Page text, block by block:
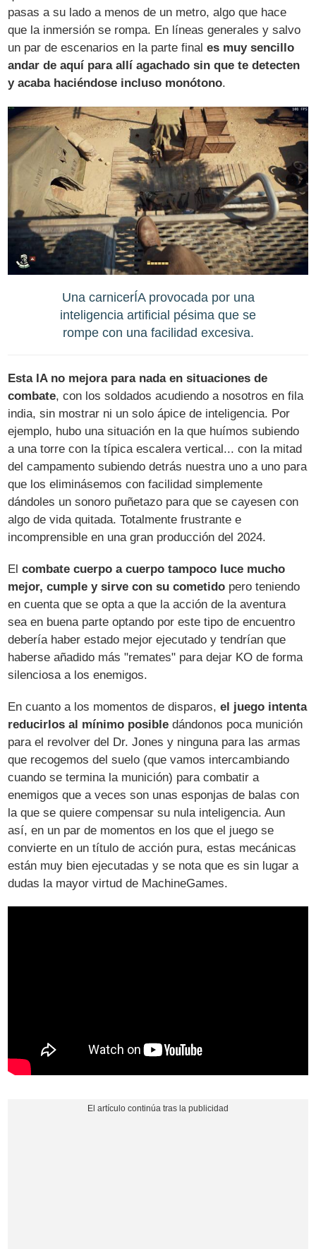
pasas a su lado a menos de un metro, algo que hace
que la inmersión se rompa. En líneas generales y salvo
un par de escenarios en la parte finales muy sencillo
andar de aquí para allí agachado sin que te detecten
y acaba haciéndose incluso monótono.
Una carnicerÍA provocada por una
inteligencia artificial pésima que se
rompe con una facilidad excesiva.
Esta IA no mejora para nada en situaciones de
combate, con los soldados acudiendo a nosotros en fila
india, sin mostrar ni un solo ápice de inteligencia. Por
ejemplo, hubo una situación en la que huímos subiendo
a una torre con la típica escalera vertical... con la mitad
del campamento subiendo detrás nuestra uno a uno para
que los eliminásemos con facilidad simplemente
dándoles un sonoro puñetazo para que se cayesen con
algo de vida quitada. Totalmente frustrante e
incomprensible en una gran producción del 2024.
Elcombate cuerpo a cuerpo tampoco luce mucho
mejor, cumple y sirve con su cometido pero teniendo
en cuenta que se opta a que la acción de la aventura
sea en buena parte optando por este tipo de encuentro
debería haber estado mejor ejecutado y tendrían que
haberse añadido más "remates" para dejar KO de forma
silenciosa a los enemigos.
En cuanto a los momentos de disparos,el juego intenta
reducirlos al mínimo posible dándonos poca munición
para el revolver del Dr. Jones y ninguna para las armas
que recogemos del suelo (que vamos intercambiando
cuando se termina la munición) para combatir a
enemigos que a veces son unas esponjas de balas con
la que se quiere compensar su nula inteligencia. Aun
así, en un par de momentos en los que el juego se
convierte en un título de acción pura, estas mecánicas
están muy bien ejecutadas y se nota que es sin lugar a
dudas la mayor virtud de MachineGames.